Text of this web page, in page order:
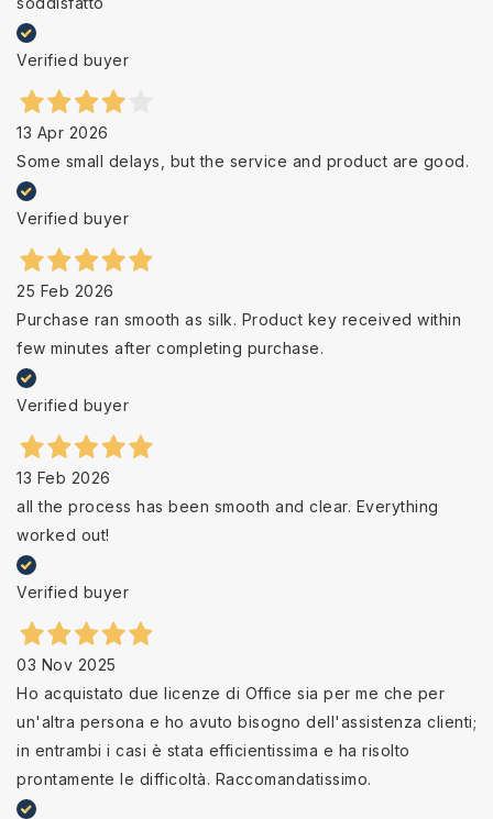
Verified buyer
13 Apr 2026
Some small delays, but the service and product are good.
Verified buyer
25 Feb 2026
Purchase ran smooth as silk. Product key received within
few minutes after completing purchase.
Verified buyer
13 Feb 2026
all the process has been smooth and clear. Everything
worked out!
Verified buyer
03 Nov 2025
Ho acquistato due licenze di Office sia per me che per
un'altra persona e ho avuto bisogno dell'assistenza clienti;
in entrambi i casi è stata efficientissima e ha risolto
prontamente le difficoltà. Raccomandatissimo.